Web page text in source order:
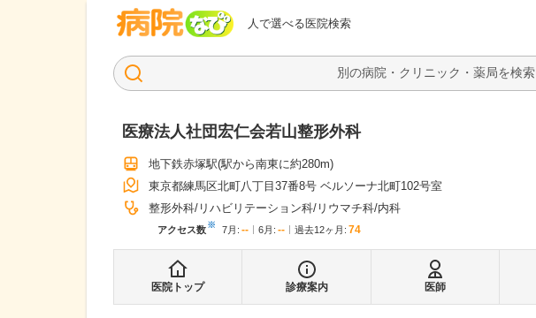
人で選べる医院検索
病院なび
検索
医療法人社団宏仁会若山整形外科
地下鉄赤塚駅(駅から南東に約280m)
東京都練馬区北町八丁目37番8号 ベルソーナ北町102号室
整形外科 リハビリテーション科 リウマチ科 内科
アクセス数※ 7月 : -- 6月 : -- 過去12ヶ月: 74
医院トップ 診療案内 医師